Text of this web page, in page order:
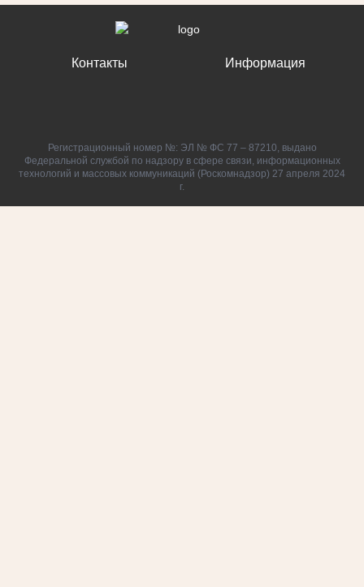
Контакты Информация
Регистрационный номер №: ЭЛ № ФС 77 – 87210, выдано
Федеральной службой по надзору в сфере связи, информационных
технологий и массовых коммуникаций (Роскомнадзор) 27 апреля 2024
г.